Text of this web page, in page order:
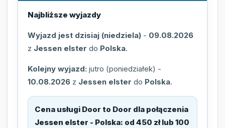
Najbliższe wyjazdy
Wyjazd jest dzisiaj (niedziela) - 09.08.2026
z Jessen elster do Polska.
Kolejny wyjazd: jutro (poniedziałek) -
10.08.2026 z Jessen elster do Polska.
Cena usługi Door to Door dla połączenia
Jessen elster - Polska: od 450 zł lub 100